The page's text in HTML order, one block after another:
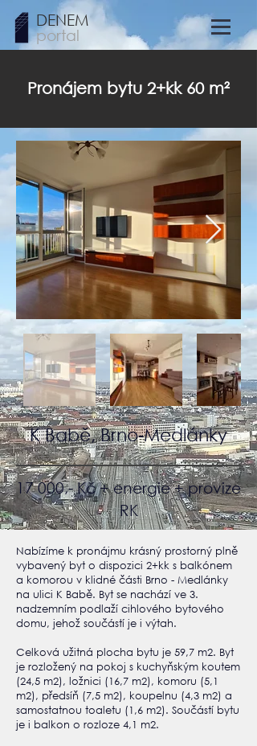
DENEM
portal
Pronájem bytu 2+kk 60 m²
K Babě, Brno-Medlánky
17 000,- Kč + energie + provize
RK
Nabízíme k pronájmu krásný prostorný plně
vybavený byt o dispozici 2+kk s balkónem
a komorou v klidné části Brno - Medlánky
na ulici K Babě. Byt se nachází ve 3.
nadzemním podlaží cihlového bytového
domu, jehož součástí je i výtah.
Celková užitná plocha bytu je 59,7 m2. Byt
je rozložený na pokoj s kuchyňským koutem
(24,5 m2), ložnici (16,7 m2), komoru (5,1
m2), předsíň (7,5 m2), koupelnu (4,3 m2) a
samostatnou toaletu (1,6 m2). Součástí bytu
je i balkon o rozloze 4,1 m2.